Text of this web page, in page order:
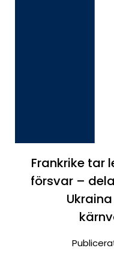
Frankrike tar
försvar –